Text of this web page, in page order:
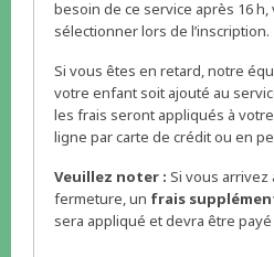
besoin de ce service après 16
sélectionner lors de l’inscription.
Si vous êtes en retard, notre
votre enfant soit ajouté au
les frais seront appliqués à
ligne par carte de crédit ou en
Veuillez noter : Si vous
fermeture, un frais
sera appliqué et devra être payé